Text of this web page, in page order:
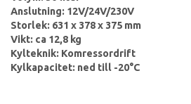
Anslutning: 12V/24V/230V
Storlek: 631 x 378 x 375 mm
Vikt: ca 12,8 kg
Kylteknik: Komressordrift
Kylkapacitet: ned till -20°C